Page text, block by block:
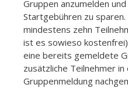
Gruppen anzumelden
Startgebühren zu
mindestens zehn
ist es sowieso
eine bereits gemeldete
zusätzliche Teilnehmer
Gruppenmeldung